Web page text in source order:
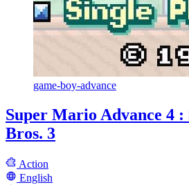
game-boy-advance
Super Mario Advance 4
Bros. 3
Action
English